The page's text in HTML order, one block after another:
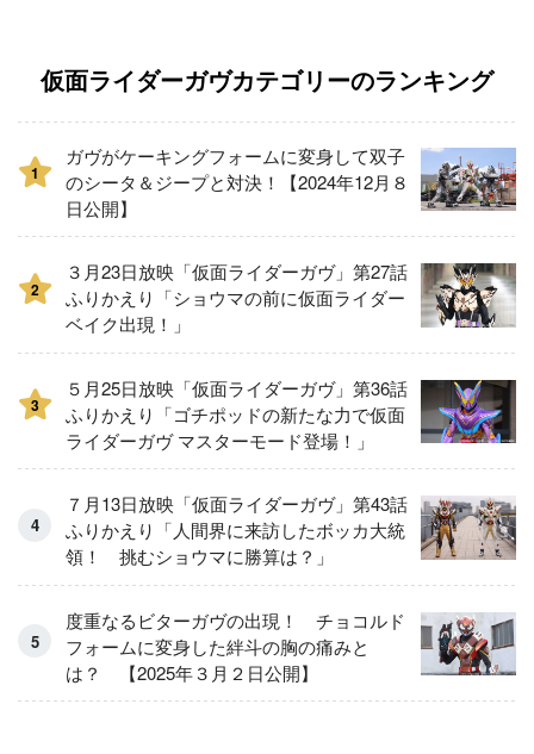
仮面ライダーガヴカテゴリーのランキング
1
ガヴがケーキングフォームに変身して双子
のシータ＆ジープと対決！【2024年12月８
日公開】
2
３月23日放映「仮面ライダーガヴ」第27話
ふりかえり「ショウマの前に仮面ライダー
ベイク出現！」
3
５月25日放映「仮面ライダーガヴ」第36話
ふりかえり「ゴチポッドの新たな力で仮面
ライダーガヴ マスターモード登場！」
７月13日放映「仮面ライダーガヴ」第43話
ふりかえり「人間界に来訪したボッカ大統
領！ 挑むショウマに勝算は？」
度重なるビターガヴの出現！ チョコルド
フォームに変身した絆斗の胸の痛みと
は？ 【2025年３月２日公開】